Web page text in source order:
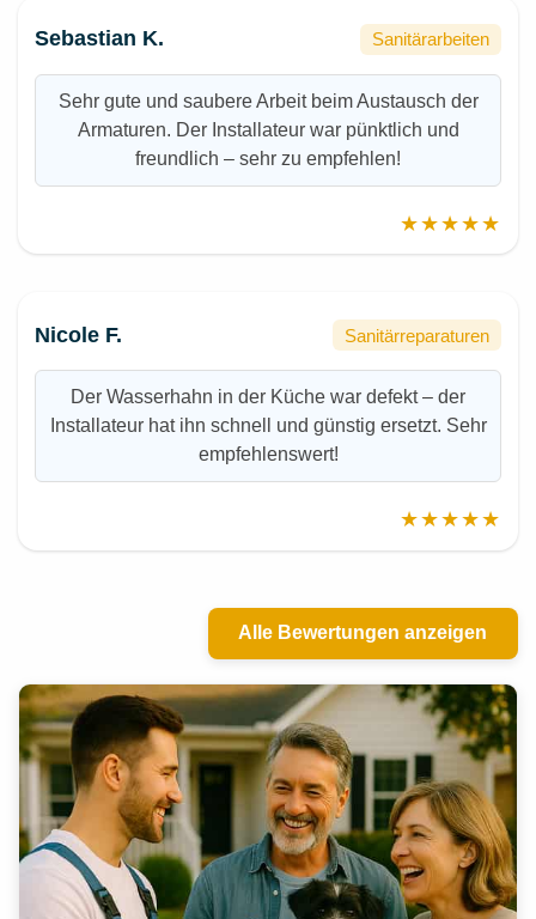
Sebastian K. Sanitärarbeiten
Sehr gute und saubere Arbeit beim Austausch der
Armaturen. Der Installateur war pünktlich und
freundlich – sehr zu empfehlen!
★★★★★
Nicole F. Sanitärreparaturen
Der Wasserhahn in der Küche war defekt – der
Installateur hat ihn schnell und günstig ersetzt. Sehr
empfehlenswert!
★★★★★
Alle Bewertungen anzeigen